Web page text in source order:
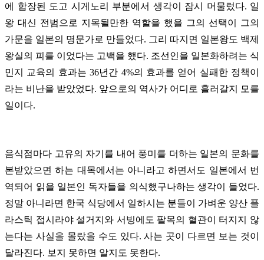
에 합장된 도고 시게노리 부분에서 생각이 잠시 머물렀다. 일
왕 대신 전범으로 지목될만한 역할을 했을 그의 선택이 그의
가문을 일본의 명문가로 만들었다. 그리 따지면 일본왕도 백제
왕실의 피를 이었다는 고백을 했다. 조선인을 일본화하려는 식
민지 교육의 효과는 36년간 4%의 효과를 얻어 실패한 정책이
라는 비난을 받았었다. 앞으로의 역사가 어디로 흘러갈지 모를
일이다.
음식점마다 고유의 자기를 내어 풍미를 더하는 일본의 문화를
본받았으면 하는 대목에서는 아니라고 하면서도 일본에서 번
역되어 읽을 일본인 독자들을 의식했구나하는 생각이 들었다.
정말 아니라면 한국 식당에서 일하시는 분들이 가벼운 양산 플
라스틱 접시라야 설거지와 서빙에도 팔목의 혈관이 터지지 않
는다는 사실을 몰랐을 수도 있다. 사는 곳이 다르면 보는 것이
달라진다. 보지 못하면 알지도 못한다.